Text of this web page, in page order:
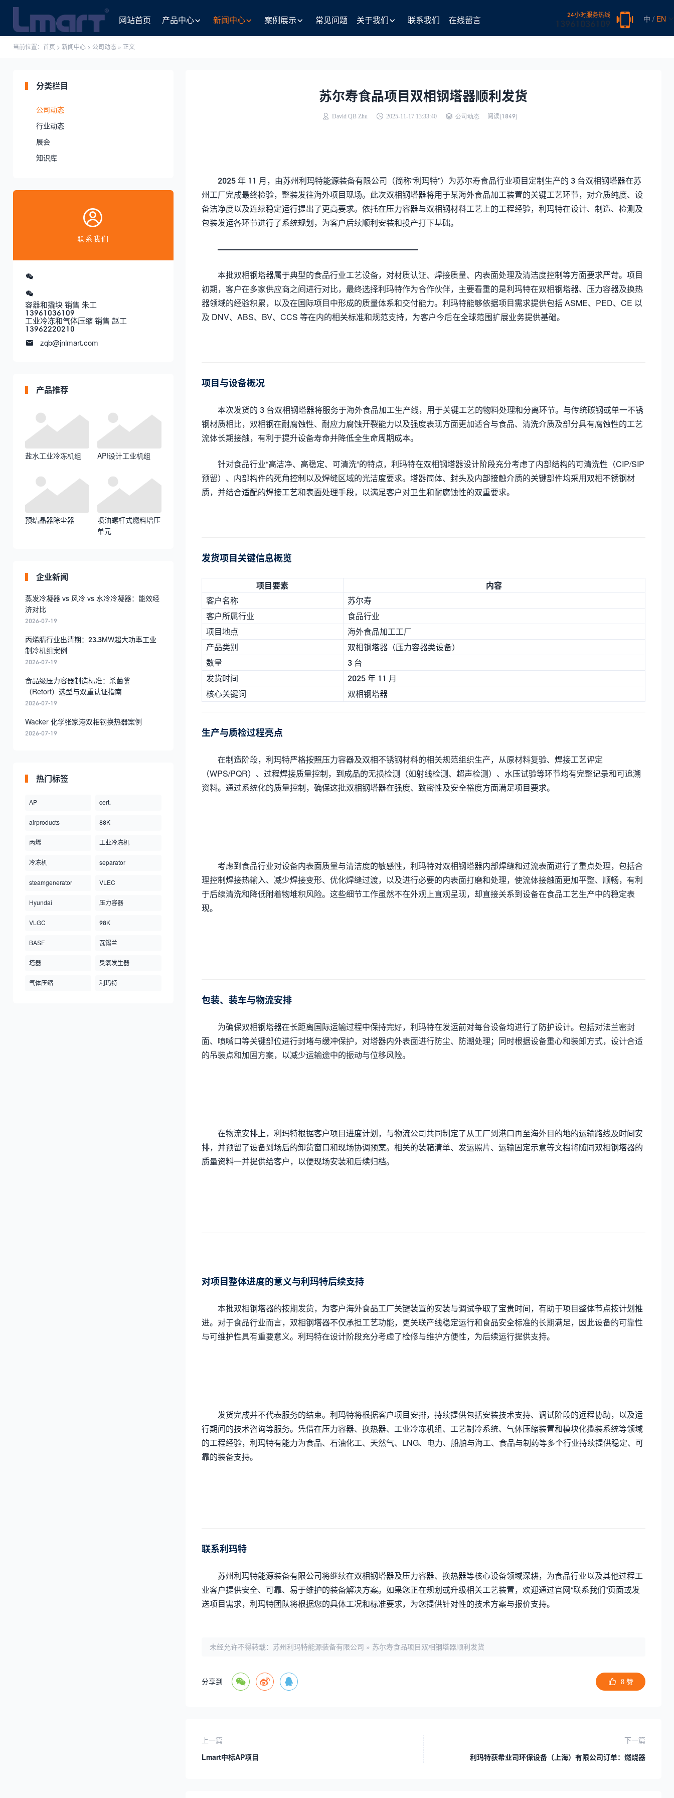
中 / EN
24小时服务热线
13961036109
网站首页 产品中心 新闻中心 案例展示 常见问题 关于我们 联系我们 在线留言
当前位置： 首页 > 新闻中心> 公司动态» 正文
苏尔寿食品项目双相钢塔器顺利发货
David QB Zhu 2025-11-17 13:33:40 公司动态 阅读(1849)
2025 年 11 月，由苏州利玛特能源装备有限公司（简称“利玛特”）为苏尔寿食品行业项目定制生产的 3 台双相钢塔器在苏
州工厂完成最终检验，整装发往海外项目现场。此次双相钢塔器将用于某海外食品加工装置的关键工艺环节，对介质纯度、设
备洁净度以及连续稳定运行提出了更高要求。依托在压力容器与双相钢材料工艺上的工程经验，利玛特在设计、制造、检测及
包装发运各环节进行了系统规划，为客户后续顺利安装和投产打下基础。
本批双相钢塔器属于典型的食品行业工艺设备，对材质认证、焊接质量、内表面处理及清洁度控制等方面要求严苛。项目
初期，客户在多家供应商之间进行对比，最终选择利玛特作为合作伙伴，主要看重的是利玛特在双相钢塔器、压力容器及换热
器领域的经验积累，以及在国际项目中形成的质量体系和交付能力。利玛特能够依据项目需求提供包括 ASME、PED、CE 以
及 DNV、ABS、BV、CCS 等在内的相关标准和规范支持，为客户今后在全球范围扩展业务提供基础。
项目与设备概况
本次发货的 3 台双相钢塔器将服务于海外食品加工生产线，用于关键工艺的物料处理和分离环节。与传统碳钢或单一不锈
钢材质相比，双相钢在耐腐蚀性、耐应力腐蚀开裂能力以及强度表现方面更加适合与食品、清洗介质及部分具有腐蚀性的工艺
流体长期接触，有利于提升设备寿命并降低全生命周期成本。
针对食品行业“高洁净、高稳定、可清洗”的特点，利玛特在双相钢塔器设计阶段充分考虑了内部结构的可清洗性（CIP/SIP
预留）、内部构件的死角控制以及焊缝区域的光洁度要求。塔器筒体、封头及内部接触介质的关键部件均采用双相不锈钢材
质，并结合适配的焊接工艺和表面处理手段，以满足客户对卫生和耐腐蚀性的双重要求。
发货项目关键信息概览
项目要素
内容
客户名称
苏尔寿
客户所属行业
食品行业
项目地点
海外食品加工工厂
产品类别
双相钢塔器（压力容器类设备）
数量
3 台
发货时间
2025 年 11 月
核心关键词
双相钢塔器
生产与质检过程亮点
在制造阶段，利玛特严格按照压力容器及双相不锈钢材料的相关规范组织生产，从原材料复验、焊接工艺评定
（WPS/PQR）、过程焊接质量控制，到成品的无损检测（如射线检测、超声检测）、水压试验等环节均有完整记录和可追溯
资料。通过系统化的质量控制，确保这批双相钢塔器在强度、致密性及安全裕度方面满足项目要求。
考虑到食品行业对设备内表面质量与清洁度的敏感性，利玛特对双相钢塔器内部焊缝和过流表面进行了重点处理，包括合
理控制焊接热输入、减少焊接变形、优化焊缝过渡，以及进行必要的内表面打磨和处理，使流体接触面更加平整、顺畅，有利
于后续清洗和降低附着物堆积风险。这些细节工作虽然不在外观上直观呈现，却直接关系到设备在食品工艺生产中的稳定表
现。
包装、装车与物流安排
为确保双相钢塔器在长距离国际运输过程中保持完好，利玛特在发运前对每台设备均进行了防护设计。包括对法兰密封
面、喷嘴口等关键部位进行封堵与缓冲保护，对塔器内外表面进行防尘、防潮处理；同时根据设备重心和装卸方式，设计合适
的吊装点和加固方案，以减少运输途中的振动与位移风险。
在物流安排上，利玛特根据客户项目进度计划，与物流公司共同制定了从工厂到港口再至海外目的地的运输路线及时间安
排，并预留了设备到场后的卸货窗口和现场协调预案。相关的装箱清单、发运照片、运输固定示意等文档将随同双相钢塔器的
质量资料一并提供给客户，以便现场安装和后续归档。
对项目整体进度的意义与利玛特后续支持
本批双相钢塔器的按期发货，为客户海外食品工厂关键装置的安装与调试争取了宝贵时间，有助于项目整体节点按计划推
进。对于食品行业而言，双相钢塔器不仅承担工艺功能，更关联产线稳定运行和食品安全标准的长期满足，因此设备的可靠性
与可维护性具有重要意义。利玛特在设计阶段充分考虑了检修与维护方便性，为后续运行提供支持。
发货完成并不代表服务的结束。利玛特将根据客户项目安排，持续提供包括安装技术支持、调试阶段的远程协助，以及运
行期间的技术咨询等服务。凭借在压力容器、换热器、工业冷冻机组、工艺制冷系统、气体压缩装置和模块化撬装系统等领域
的工程经验，利玛特有能力为食品、石油化工、天然气、LNG、电力、船舶与海工、食品与制药等多个行业持续提供稳定、可
靠的装备支持。
联系利玛特
苏州利玛特能源装备有限公司将继续在双相钢塔器及压力容器、换热器等核心设备领域深耕，为食品行业以及其他过程工
业客户提供安全、可靠、易于维护的装备解决方案。如果您正在规划或升级相关工艺装置，欢迎通过官网“联系我们”页面或发
送项目需求，利玛特团队将根据您的具体工况和标准要求，为您提供针对性的技术方案与报价支持。
未经允许不得转载： 苏州利玛特能源装备有限公司 » 苏尔寿食品项目双相钢塔器顺利发货
分享到 8赞
上一篇
Lmart中标AP项目
下一篇
利玛特获希业司环保设备（上海）有限公司订单：燃烧器
分类栏目
公司动态
行业动态
展会
知识库
联系我们
容器和撬块 销售 朱工
13961036109
工业冷冻和气体压缩 销售 赵工
13962220210
zqb@jnlmart.com
产品推荐
盐水工业冷冻机组 API设计工业机组
预结晶器除尘器
喷油螺杆式燃料增压
单元
企业新闻
蒸发冷凝器 vs 风冷 vs 水冷冷凝器：能效经
济对比
2026-07-19
丙烯腈行业出清期：23.3MW超大功率工业
制冷机组案例
2026-07-19
食品级压力容器制造标准：杀菌釜
（Retort）选型与双重认证指南
2026-07-19
Wacker 化学张家港双相钢换热器案例
2026-07-19
热门标签
AP cert.
airproducts 88K
丙烯 工业冷冻机
冷冻机 separator
steamgenerator VLEC
Hyundai 压力容器
VLGC 98K
BASF 瓦锡兰
塔器 臭氧发生器
气体压缩 利玛特